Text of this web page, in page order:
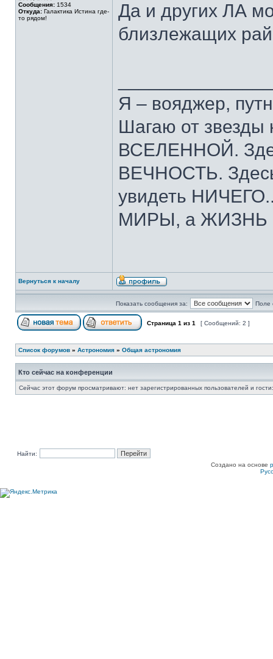
Сообщения: 1534
Откуда: Галактика Истина где-
то рядом!
Да и других ЛА
близлежащих
Я – вояджер,
Шагаю от звезды
ВСЕЛЕННОЙ.
ВЕЧНОСТЬ.
увидеть
МИРЫ, а ЖИЗНЬ
Вернуться к началу
Показать сообщения за: Поле
Страница 1 из 1 [ Сообщений: 2 ]
Список форумов » Астрономия » Общая астрономия
Кто сейчас на конференции
Сейчас этот форум просматривают: нет зарегистрированных пользователей и
Найти:
Создано на основе